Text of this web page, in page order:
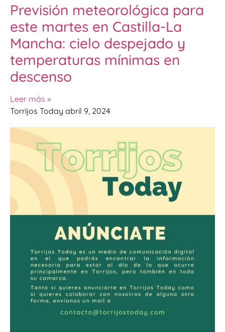
Previsión meteorológica para
este martes en Castilla-La
Mancha: cielo despejado y
temperaturas mínimas en
descenso
Leer más »
Torrijos Today abril 9, 2024